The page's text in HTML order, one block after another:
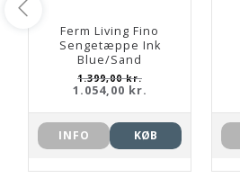
Ferm Living Fino
Sengetæppe Ink
Blue/Sand
1.399,00 kr.
1.054,00 kr.
INFO KØB